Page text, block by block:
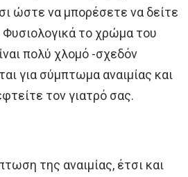
ώστε να μπορέσετε να δείτε
Φυσιολογικά το χρώμα του
πολύ χλομό -σχεδόν
για σύμπτωμα αναιμίας και
τον γιατρό σας.
της αναιμίας, έτσι και